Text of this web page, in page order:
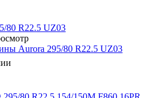
Aurora 295/80 R22.5 UZ03